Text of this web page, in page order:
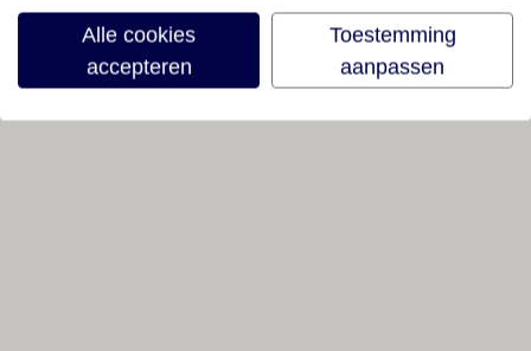
Alle cookies
accepteren
Toestemming
aanpassen